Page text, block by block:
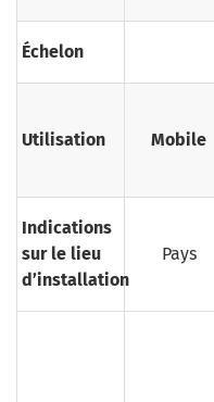
Échelon
Utilisation Mobile
Indications
sur le lieu
d’installation
Pays